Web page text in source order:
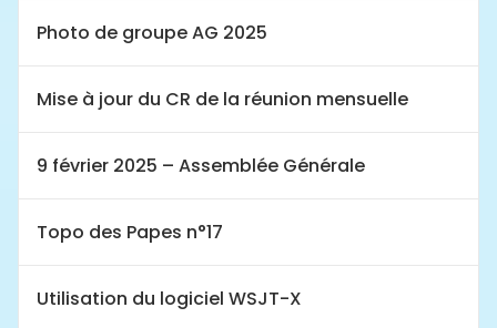
Photo de groupe AG 2025
Mise à jour du CR de la réunion mensuelle
9 février 2025 – Assemblée Générale
Topo des Papes n°17
Utilisation du logiciel WSJT-X